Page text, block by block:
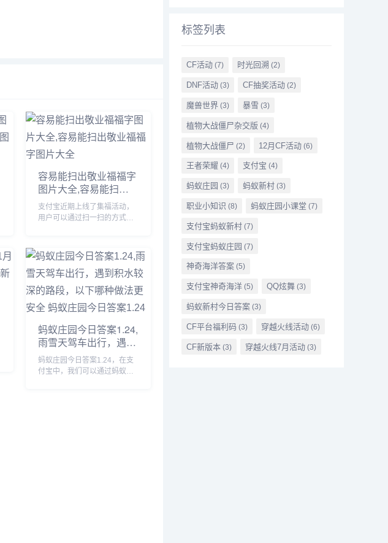
容易能扫出敬业福福字
图片大全,容易能扫出
敬业福福字图片大全
支付宝近期上线了集福活动，
用户可以通过扫一扫的方式获
福，下面小编将为大家详细介
绍一下，有需要的小伙伴赶紧
来看看吧。...
蚂蚁庄园今日答案1.24,
雨雪天驾车出行，遇到
积水较深的路段，以下
哪种做法更安全 蚂蚁
蚂蚁庄园今日答案1.24，在支
付宝中，我们可以通过蚂蚁庄
标签列表
CF活动(7) 时光回溯 (2)
DNF活动(3) CF抽奖活动(2)
魔兽世界(3) 暴雪 (3)
植物大战僵尸杂交版 (4)
植物大战僵尸 (2) 12月CF活动(6)
王者荣耀 (4) 支付宝 (4)
蚂蚁庄园 (3) 蚂蚁新村(3)
职业小知识 (8) 蚂蚁庄园小课堂 (7)
支付宝蚂蚁新村(7)
支付宝蚂蚁庄园 (7)
神奇海洋答案(5)
支付宝神奇海洋(5) QQ炫舞(3)
蚂蚁新村今日答案(3)
CF平台福利码 (3) 穿越火线活动(6)
CF新版本(3) 穿越火线7月活动(3)